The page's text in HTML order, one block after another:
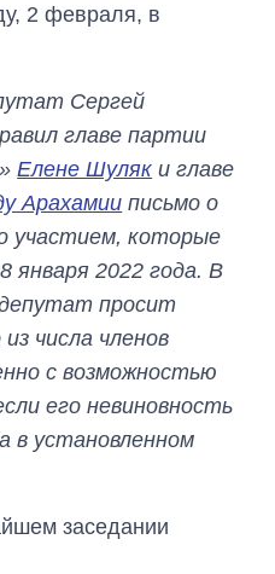
2 февраля, в
Сергей
главе партии
Елене Шуляк и главе
Арахамии письмо о
участием, которые
января 2022 года. В
просит
числа членов
с возможностью
его невиновность
в установленном
заседании
Восемь
массированных
ударов по Украине
за лето: Киев и
главной целью рф